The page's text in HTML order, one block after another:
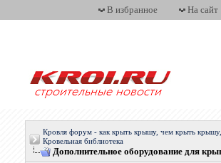
В избранное На сайт
Кровля форум - как крыть крышу, чем крыть
Кровельная библиотека
Дополнительное оборудование для